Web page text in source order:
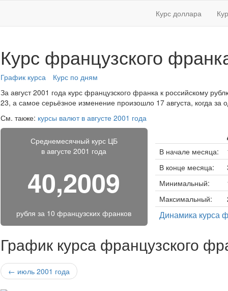
Курс доллара
Курс французского
График курса
Курс по дням
За август 2001 года курс французского франка к российскому
23, а самое серьёзное изменение произошло 17 августа, когда
См. также: курсы валют в августе 2001 года
Среднемесячный курс ЦБ
в августе 2001 года
40,2009
рубля за 10 французских франков
В начале месяца:
В конце месяца:
Минимальный:
Максимальный:
Динамика курса
График курса французского
← июль 2001 года